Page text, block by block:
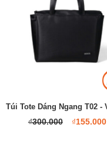
₫300.000 ₫155.000